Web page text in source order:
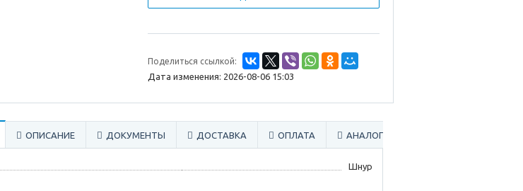
Поделиться ссылкой:
Дата изменения: 2026-08-06 15:03
ОПИСАНИЕ ДОКУМЕНТЫ ДОСТАВКА ОПЛАТА АНАЛОГИ
Шнур